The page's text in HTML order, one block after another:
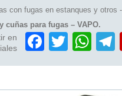
con fugas en estanques y otros
cuñas para fugas – VAPO.
en